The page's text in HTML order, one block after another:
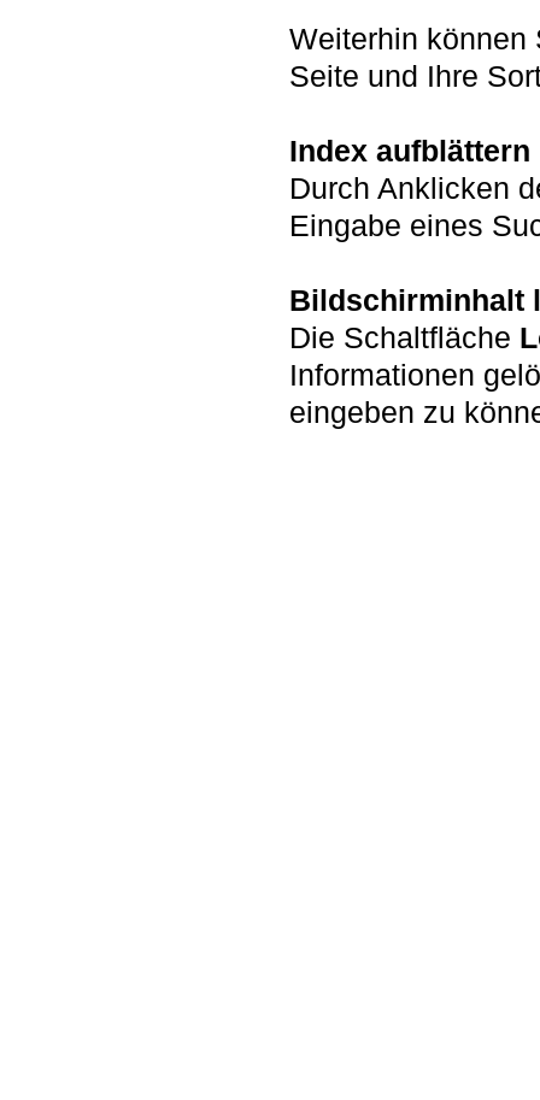
Weiterhin können
Seite und Ihre
Index aufblättern
Durch Anklicken
Eingabe eines
Bildschirminhalt
Die Schaltfläche
Informationen
eingeben zu